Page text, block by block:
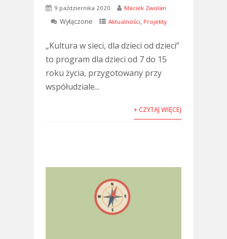
9 października 2020 Maciek Zwolan
Wyłączone Aktualności, Projekty
„Kultura w sieci, dla dzieci od dzieci”
to program dla dzieci od 7 do 15
roku życia, przygotowany przy
współudziale...
+ CZYTAJ WIĘCEJ